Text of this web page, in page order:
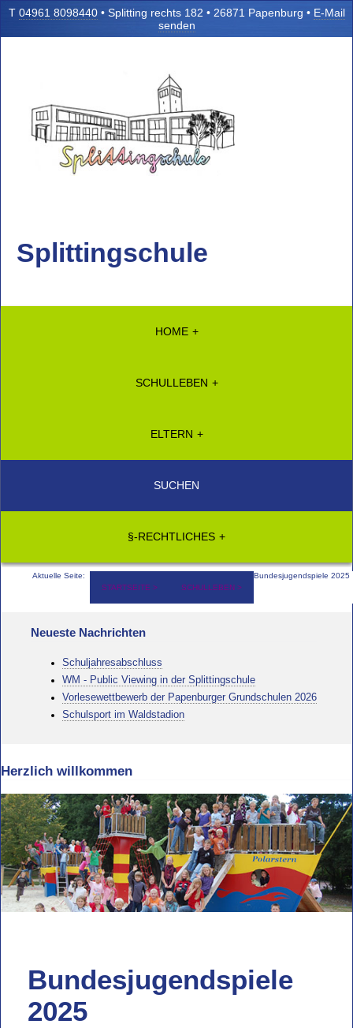
T 04961 8098440• Splitting rechts 182 • 26871 Papenburg • E-Mail
senden
Splittingschule
HOME
SCHULLEBEN
ELTERN
SUCHEN
§-RECHTLICHES
Aktuelle Seite:
STARTSEITE
SCHULLEBEN
Bundesjugendspiele 2025
Neueste Nachrichten
Schuljahresabschluss
WM - Public Viewing in der Splittingschule
Vorlesewettbewerb der Papenburger Grundschulen 2026
Schulsport im Waldstadion
Herzlich willkommen
Bundesjugendspiele
2025